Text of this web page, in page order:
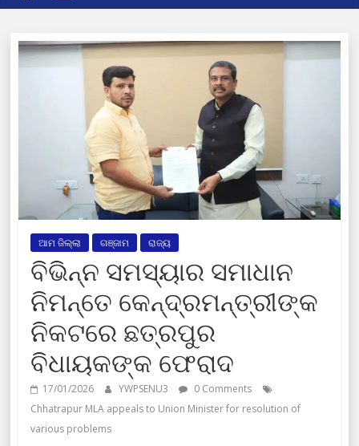
ଆମ ଜିଲ୍ଲା ଗଞ୍ଜାମ ରାଜ୍ୟ
ବିଭିନ୍ନ ସମସ୍ୟାର ସମାଧାନ
ନିମନ୍ତେ କେନ୍ଦ୍ରମନ୍ତ୍ରୀଙ୍କ
ନିକଟରେ ଛତ୍ରପୁର
ବିଧାୟକଙ୍କ ଫେରାଦ
17/01/2026 YWPSENU3
0 Comments
Chhatrapur MLA appeals to Union Minister for resolution of
various problems